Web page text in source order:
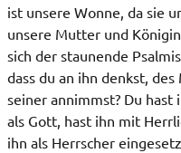
ist unsere Wonne, da sie
unsere Mutter und
sich der staunende
dass du an ihn denkst, des
seiner annimmst? Du
als Gott, hast ihn mit
ihn als Herrscher